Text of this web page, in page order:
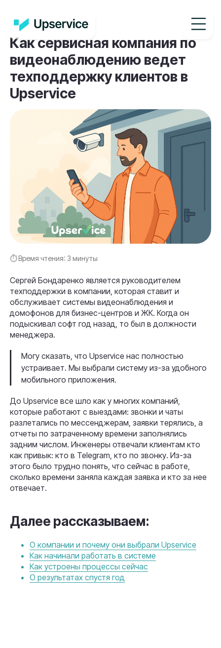
Как сервисная компания по
видеонаблюдению ведет
техподдержку клиентов в
Upservice
⏱ Время чтения: 3 минуты
Сергей Бондаренко является руководителем
техподдержки в компании, которая ставит и
обслуживает системы видеонаблюдения и
домофонов для бизнес-центров и ЖК. Когда он
подыскивал софт год назад, то был в должности
менеджера.
Могу сказать, что Upservice нас полностью
устраивает. Мы выбрали систему из-за удобного
мобильного приложения.
До Upservice все шло как у многих компаний,
которые работают с выездами: звонки и чаты
разлетались по мессенджерам, заявки терялись, а
отчеты по затраченному времени заполнялись
задним числом. Инженеры отвечали клиентам кто
как привык: кто в Telegram, кто по звонку. Из-за
этого было трудно понять, что сейчас в работе,
сколько времени заняла каждая заявка и кто за нее
отвечает.
Далее рассказываем:
О компании и почему они выбрали Upservice
Как начинали работать в системе
Как устроены процессы сейчас
О результатах спустя год